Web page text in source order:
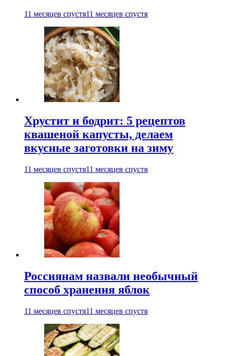
11 месяцев спустя11 месяцев спустя
Хрустит и бодрит: 5 рецептов
квашеной капусты, делаем
вкусные заготовки на зиму
11 месяцев спустя11 месяцев спустя
Россиянам назвали необычный
способ хранения яблок
11 месяцев спустя11 месяцев спустя